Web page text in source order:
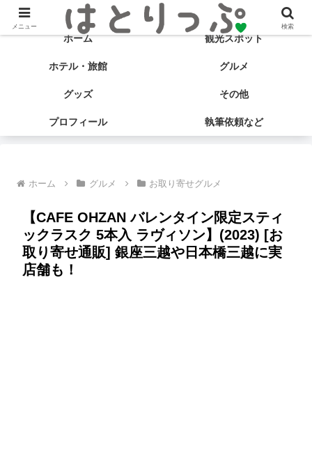
旅する食いしん坊♡ はとサブ子の国内旅行＆グルメブログ
ホーム 観光スポット
ホテル・旅館 グルメ
グッズ その他
プロフィール 執筆依頼など
ホーム グルメ お取り寄せグルメ
【CAFE OHZAN バレンタイン限定スティ
ックラスク 5本入 ラヴィソン】(2023) [お
取り寄せ通販] 銀座三越や日本橋三越に実
店舗も！
メニュー 検索